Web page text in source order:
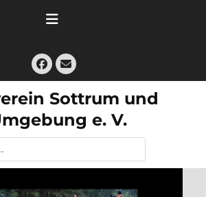
Facebook
E-
Mail
Sottrum und
e. V.